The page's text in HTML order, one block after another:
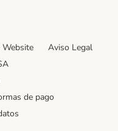
Website
Aviso Legal
de pago